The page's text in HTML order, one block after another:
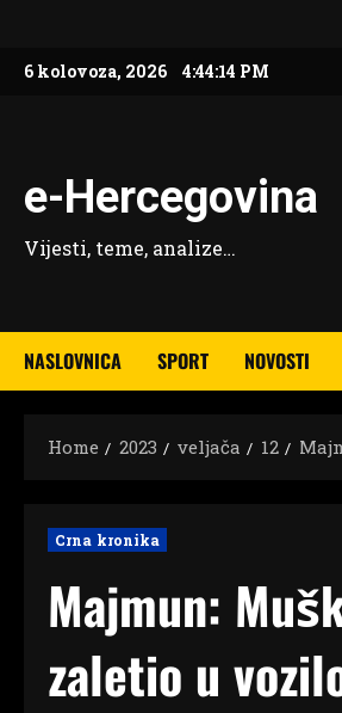
content
6 kolovoza, 2026 4:44:15 PM
e-Hercegovina
Vijesti, teme, analize…
NASLOVNICA SPORT NOVOSTI
Home 2023 veljača 12
Crna kronika
Majmun:
zaletio u